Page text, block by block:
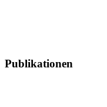
Publikationen